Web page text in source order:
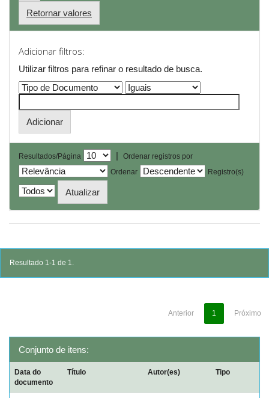
Retornar valores
Adicionar filtros:
Utilizar filtros para refinar o resultado de busca.
Resultados/Página |
Ordenar registros por
Ordenar
Registro(s)
Resultado 1-1 de 1.
Anterior 1 Próximo
Conjunto de itens:
Data do
documento
Título Autor(es) Tipo